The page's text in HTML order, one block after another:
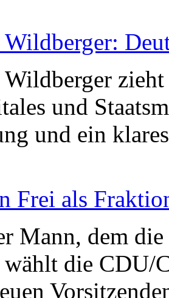
Wildberger:
Wildberger
und
und ein klares
Frei als
Mann, dem
wählt die CDU/